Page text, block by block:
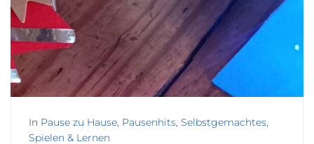
In Pause zu Hause, Pausenhits, Selbstgemachtes,
Spielen & Lernen